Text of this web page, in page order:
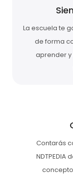
La escuela te
de forma
aprender y
Contarás